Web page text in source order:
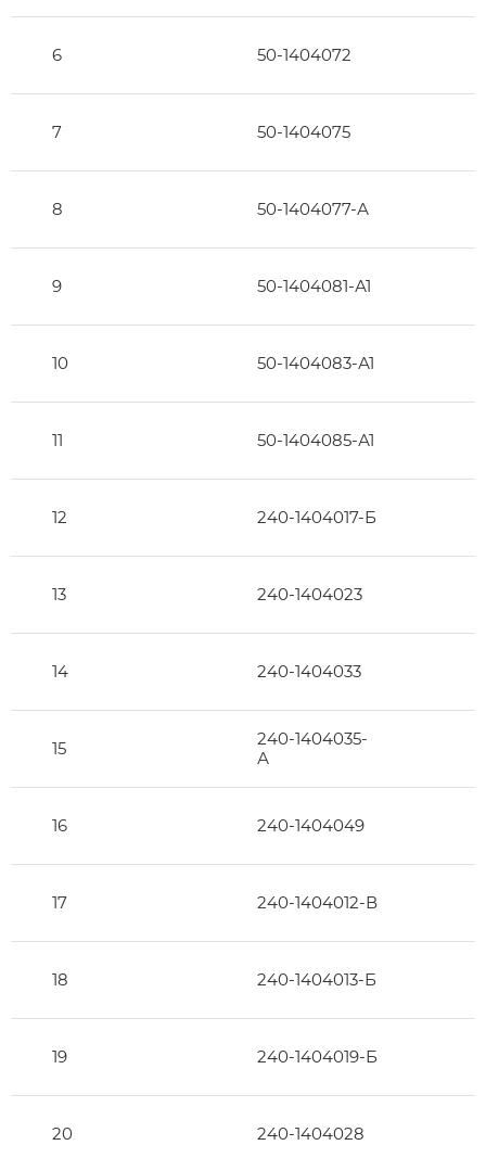
6 50-1404072
7 50-1404075
8 50-1404077-А
9 50-1404081-А1
10 50-1404083-А1
11 50-1404085-А1
12 240-1404017-Б
13 240-1404023
14 240-1404033
15
240-1404035-
А
16 240-1404049
17 240-1404012-В
18 240-1404013-Б
19 240-1404019-Б
20 240-1404028